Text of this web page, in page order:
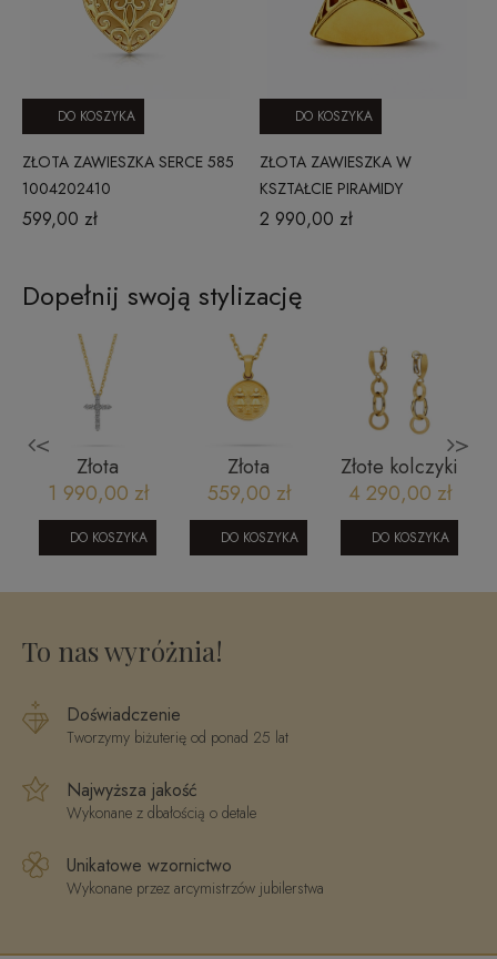
ZŁOTA ZAWIESZKA SERCE 585
1004202410
599,00 zł
DO KOSZYKA
ZŁOTA ZAWIESZKA W
KSZTAŁCIE PIRAMIDY
2 990,00 zł
DO KOSZYKA
Dopełnij swoją stylizację
<
Złota
celebrytka
krzyżyk z
brylantami
104-10020
1 990,00 zł
DO KOSZYKA
Złota
zawieszka
znak zodiaku
Bliźnięta
559,00 zł
DO KOSZYKA
Złote kolczyki
wiszące
eleganckie
Prestige K_24
4 290,00 zł
DO KOSZYKA
>
To nas wyróżnia!
Doświadczenie
Tworzymy biżuterię od ponad 25 lat
Najwyższa jakość
Wykonane z dbałością o detale
Unikatowe wzornictwo
Wykonane przez arcymistrzów jubilerstwa